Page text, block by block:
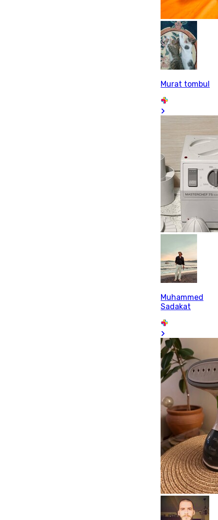
Murat tombul
Muhammed
Sadakat